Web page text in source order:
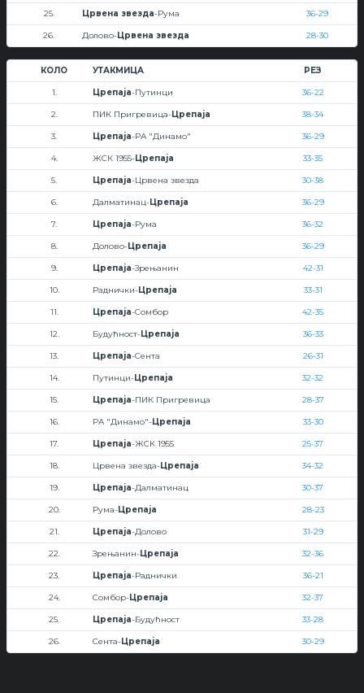
25. Црвена звезда-Рума 36-29
26. Долово-Црвена звезда 28-30
КОЛО УТАКМИЦА РЕЗ
1. Црепаја-Путинци 36-22
2. ПИК Пригревица-Црепаја 38-34
3. Црепаја-РА "Динамо" 36-29
4. ЖСК 1955-Црепаја 33-35
5. Црепаја-Црвена звезда 30-38
6. Далматинац-Црепаја 36-29
7. Црепаја-Рума 36-32
8. Долово-Црепаја 36-29
9. Црепаја-Зрењанин 42-31
10. Раднички-Црепаја 33-31
11. Црепаја-Сомбор 42-35
12. Будућност-Црепаја 36-33
13. Црепаја-Сента 26-31
14. Путинци-Црепаја 32-32
15. Црепаја-ПИК Пригревица 28-37
16. РА "Динамо"-Црепаја 33-30
17. Црепаја-ЖСК 1955 25-37
18. Црвена звезда-Црепаја 34-32
19. Црепаја-Далматинац 30-37
20. Рума-Црепаја 28-23
21. Црепаја-Долово 31-29
22. Зрењанин-Црепаја 32-36
23. Црепаја-Раднички 36-21
24. Сомбор-Црепаја 32-37
25. Црепаја-Будућност 33-28
26. Сента-Црепаја 30-29